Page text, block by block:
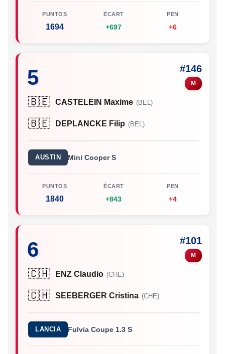
PUNTOS
1694
ÉCART
+697
PEN
+6
5 #146
M
🇧🇪 CASTELEIN Maxime (BEL)
🇧🇪 DEPLANCKE Filip (BEL)
AUSTIN Mini Cooper S
PUNTOS
1840
ÉCART
+843
PEN
+4
6 #101
M
🇨🇭 ENZ Claudio (CHE)
🇨🇭 SEEBERGER Cristina (CHE)
LANCIA Fulvia Coupe 1.3 S